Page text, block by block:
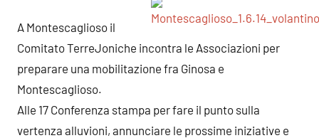
A Montescaglioso il
Comitato TerreJoniche incontra le Associazioni per
preparare una mobilitazione fra Ginosa e
Montescaglioso.
Alle 17 Conferenza stampa per fare il punto sulla
vertenza alluvioni, annunciare le prossime iniziative e